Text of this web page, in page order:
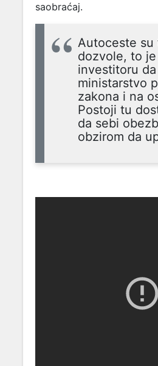
saobraćaj.
Autoceste
dozvole, to
investitoru
ministarstvo
zakona i na
Postoji tu
da sebi
obzirom da